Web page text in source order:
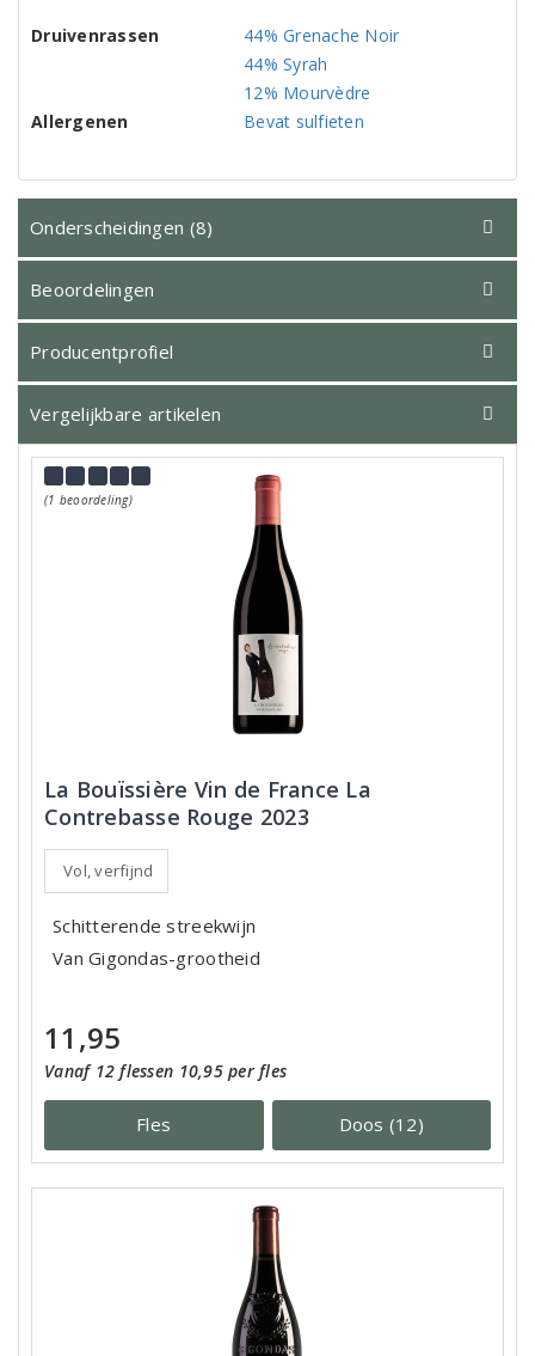
Druivenrassen
44% Grenache Noir
44% Syrah
12% Mourvèdre
Allergenen
Bevat sulfieten
Onderscheidingen (8)
Beoordelingen
Producentprofiel
Vergelijkbare artikelen
(1 beoordeling)
La Bouïssière Vin de France La
Contrebasse Rouge 2023
Vol, verfijnd
Schitterende streekwijn
Van Gigondas-grootheid
11,95
Vanaf 12 flessen 10,95 per fles
Fles Doos (12)